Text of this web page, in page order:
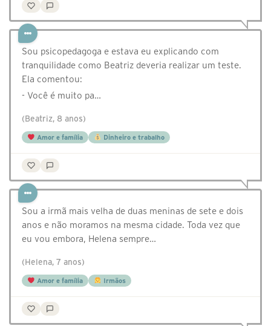
Sou psicopedagoga e estava eu explicando com
tranquilidade como Beatriz deveria realizar um teste.
Ela comentou:
- Você é muito pa…
(Beatriz, 8 anos)
Amor e família Dinheiro e trabalho
Sou a irmã mais velha de duas meninas de sete e dois
anos e não moramos na mesma cidade. Toda vez que
eu vou embora, Helena sempre…
(Helena, 7 anos)
Amor e família Irmãos